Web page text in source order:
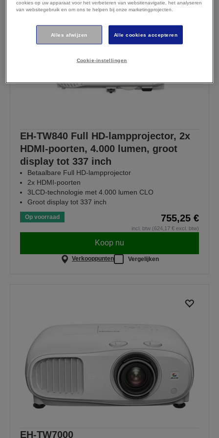
BEKIJK ALLE
EH-TW840 Full HD-lampprojector, 2x
HDMI-poorten, 4.000 lumen, groot
display tot 337 inch
Betaalbare Full HD-lampprojector
2x HDMI-poorten
3LCD-technologie met 4.000 lumen CLO
Groot display tot 337 inch
Op voorraad 755,25 €
incl. btw (624,17 € excl. btw)
Koop nu
Verkooppunten Vergelijken
EH-TW7000
cookies op uw apparaat voor het verbeteren van websitenavigatie, het analyseren
van websitegebruik en om ons te helpen bij onze marketingprojecten.
Alles afwijzen Alle cookies accepteren
Cookie-instellingen